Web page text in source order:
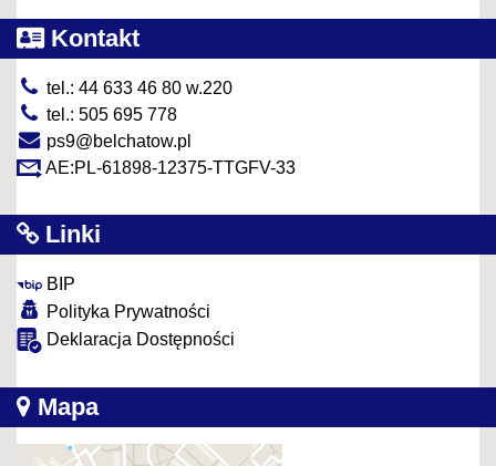
Kontakt
tel.: 44 633 46 80 w.220
tel.: 505 695 778
ps9@belchatow.pl
AE:PL-61898-12375-TTGFV-33
Linki
BIP
Polityka Prywatności
Deklaracja Dostępności
Mapa